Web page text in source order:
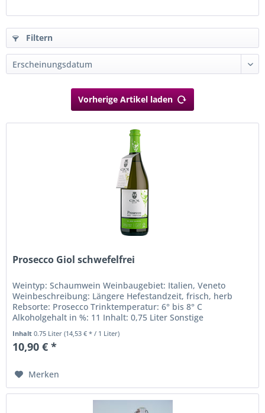
Filtern
Vorherige Artikel laden
Prosecco Giol schwefelfrei
Weintyp: Schaumwein Weinbaugebiet: Italien, Veneto
Weinbeschreibung: Längere Hefestandzeit, frisch, herb
Rebsorte: Prosecco Trinktemperatur: 6° bis 8° C
Alkoholgehalt in %: 11 Inhalt: 0,75 Liter Sonstige
Inhaltsstoffe: Sulfite Weingut...
Inhalt0.75 Liter(14,53 € * / 1 Liter)
10,90 € *
Merken